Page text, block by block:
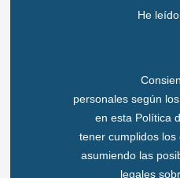
He
personales según
en esta Política
tener cumplidos los
asumiendo las
legales